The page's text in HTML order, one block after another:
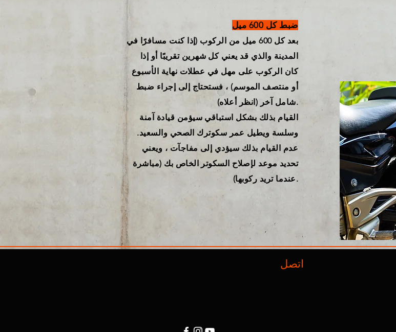
ضبط كل 600 ميل
بعد كل 600 ميل من الركوب (إذا كنت مسافرًا في
المدينة والذي قد يعني كل شهرين تقريبًا أو إذا
كان الركوب على مهل في عطلات نهاية الأسبوع
أو منتصف الموسم) ، فستحتاج إلى إجراء ضبط
شامل آخر (انظر أعلاه).
القيام بذلك بشكل استباقي سيؤمن قيادة آمنة
وسلسة ويطيل عمر سكوترك الصحي والسعيد.
عدم القيام بذلك سيؤدي إلى مفاجآت ، ويعني
تحديد موعد لإصلاح السكوتر الخاص بك (مباشرة
عندما تريد ركوبها).
اتصل